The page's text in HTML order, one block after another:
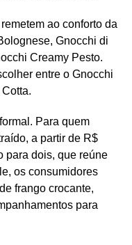
ao conforto da
Gnocchi di
Creamy Pesto.
entre o Gnocchi
Para quem
a partir de R$
para dois, que reúne
os consumidores
frango crocante,
para